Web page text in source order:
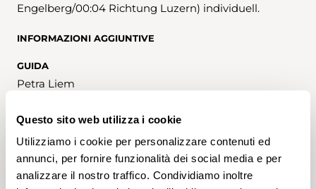
Questo sito web utilizza i cookie
Utilizziamo i cookie per personalizzare contenuti ed
annunci, per fornire funzionalità dei social media e per
analizzare il nostro traffico. Condividiamo inoltre
Engelberg/00:04 Richtung Luzern) individuell.
INFORMAZIONI AGGIUNTIVE
GUIDA
Petra Liem
COSTI
Buiräbähnli, Nachtfahrt Wirzwelibahn, Nachtessen)
Bitte Bargeld mitbringen.